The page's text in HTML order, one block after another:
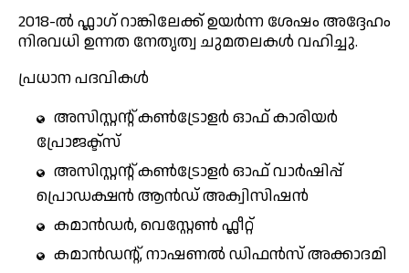
2018-ൽ ഫ്ലാഗ് റാങ്കിലേക്ക് ഉയർന്ന ശേഷം അദ്ദേഹം
നിരവധി ഉന്നത നേതൃത്വ ചുമതലകൾ വഹിച്ചു.
പ്രധാന പദവികൾ
അസിസ്റ്റന്റ് കൺട്രോളർ ഓഫ് കാരിയർ
പ്രോജക്ട്സ്
അസിസ്റ്റന്റ് കൺട്രോളർ ഓഫ് വാർഷിപ്പ്
പ്രൊഡക്ഷൻ ആൻഡ് അക്വിസിഷൻ
കമാൻഡർ, വെസ്റ്റേൺ ഫ്ലീറ്റ്
കമാൻഡന്റ്, നാഷണൽ ഡിഫൻസ് അക്കാദമി